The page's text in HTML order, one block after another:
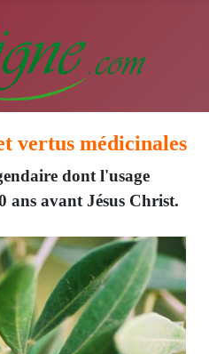
vertus médicinales
dont l'usage
ans avant Jésus Christ.